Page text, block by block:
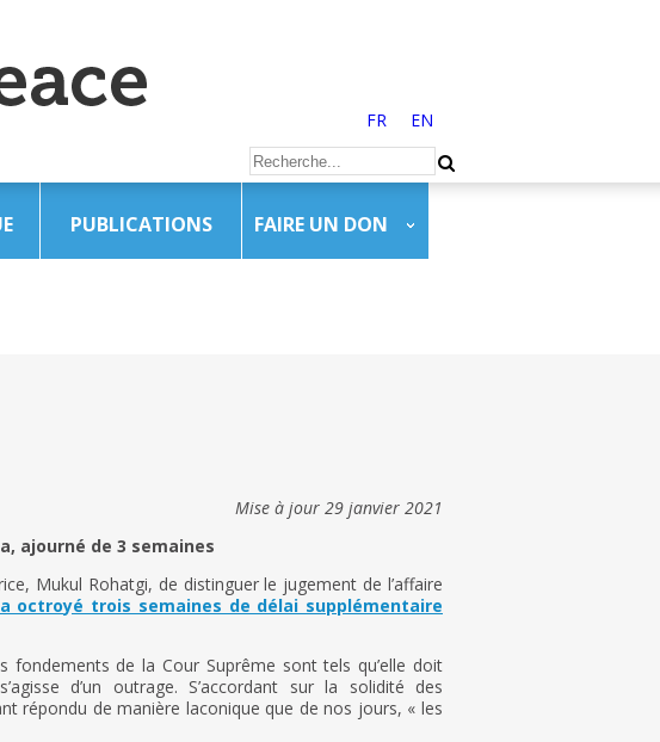
FR EN
PUBLICATIONS FAIRE UN DON
Mise à jour 29 janvier 2021
ajourné de 3 semaines
Mukul Rohatgi, de distinguer le jugement de l’affaire
octroyé trois semaines de délai supplémentaire
fondements de la Cour Suprême sont tels qu’elle doit
d’un outrage. S’accordant sur la solidité des
répondu de manière laconique que de nos jours, « les